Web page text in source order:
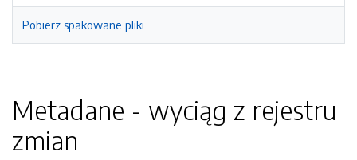
Pobierz spakowane pliki
Metadane - wyciąg z rejestru
zmian